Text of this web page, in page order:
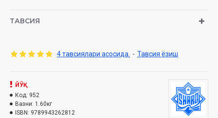
Нашриёт:
ISBN: 978-9943-26-281-2
Ўзбекистон Республикаси Вазирлар Маҳкамаси ҳузуридаги
Дин ишлари бўйича қўмитанинг 3813-рақамли ҳулосаси
асосида нашрга тайёрланди.
ТАВСИЯ
4 тавсиялари асосида. - Тавсия ёзиш
ЙЎҚ
Код: 952
Вазни: 1.60кг
ISBN: 9789943262812